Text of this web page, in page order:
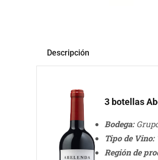
Descripción
3 botellas
Bodega:
Tipo de Vino:
Región de